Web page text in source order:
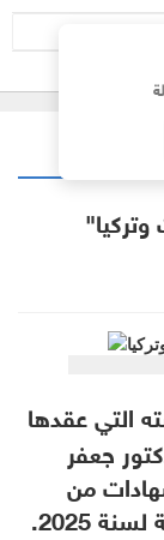
التي عقدها
جعفر
من
2025.